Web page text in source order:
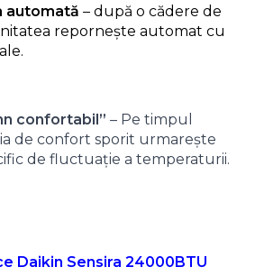
automată – după o cădere de
repornește automat cu
confortabil” – Pe timpul
de confort sporit urmarește
de fluctuație a temperaturii.
Daikin Sensira 24000BTU